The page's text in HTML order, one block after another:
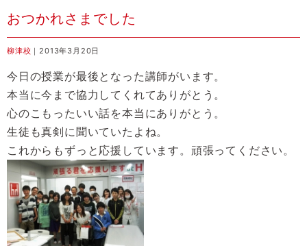
おつかれさまでした
柳津校 ｜2013年3月20日
今日の授業が最後となった講師がいます。
本当に今まで協力してくれてありがとう。
心のこもったいい話を本当にありがとう。
生徒も真剣に聞いていたよね。
これからもずっと応援しています。頑張ってください。